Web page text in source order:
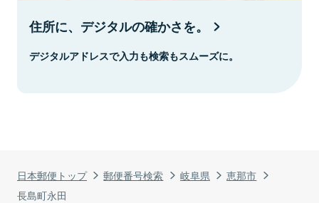
日本郵便トップ 郵便番号検索 岐阜県
恵那市
長島町永田
住所に、デジタルの確かさを。
デジタルアドレスで入力も検索もスムーズに。